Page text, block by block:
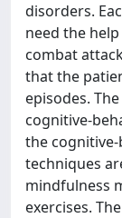
disorders.
need the
combat
that the
episodes.
cognitive-
the
techniques
mindfulness
exercises.